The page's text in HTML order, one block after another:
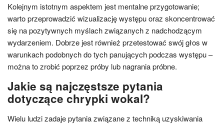
Kolejnym istotnym aspektem jest mentalne przygotowanie;
warto przeprowadzić wizualizację występu oraz skoncentrować
się na pozytywnych myślach związanych z nadchodzącym
wydarzeniem. Dobrze jest również przetestować swój głos w
warunkach podobnych do tych panujących podczas występu –
można to zrobić poprzez próby lub nagrania próbne.
Jakie są najczęstsze pytania
dotyczące chrypki wokal?
Wielu ludzi zadaje pytania związane z techniką uzyskiwania